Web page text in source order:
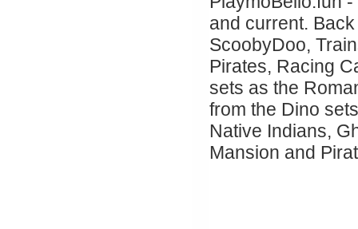
and current.
ScoobyDoo,
Pirates, Racing
sets as the
from the Dino
Native Indians,
Mansion and